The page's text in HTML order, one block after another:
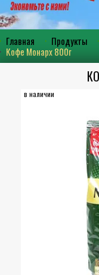
Главная Продукты
Кофе Монарх 800г
в наличии